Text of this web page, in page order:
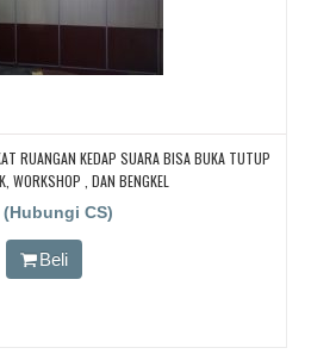
RUANGAN KEDAP SUARA BISA BUKA TUTUP
WORKSHOP , DAN BENGKEL
(Hubungi CS)
Beli